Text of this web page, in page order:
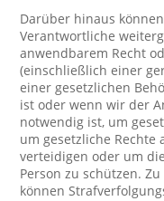
Darüber hinaus
Verantwortliche
anwendbarem Recht
(einschließlich einer
einer gesetzlichen
ist oder wenn wir der
notwendig ist, um
um gesetzliche Rechte
verteidigen oder um
Person zu schützen.
können